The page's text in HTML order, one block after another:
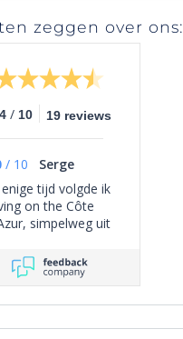
zeggen over ons:
/ 10 19 reviews
/ 10
Serge
tijd volgde ik
on the Côte
simpelweg uit
omdat het
overzichtelijk
geeft van het
aanbod van
in Zuid-